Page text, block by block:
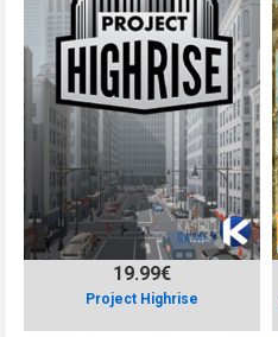
Project Highrise
19.99€